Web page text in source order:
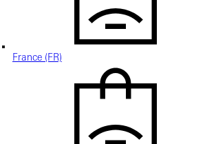
France (FR)